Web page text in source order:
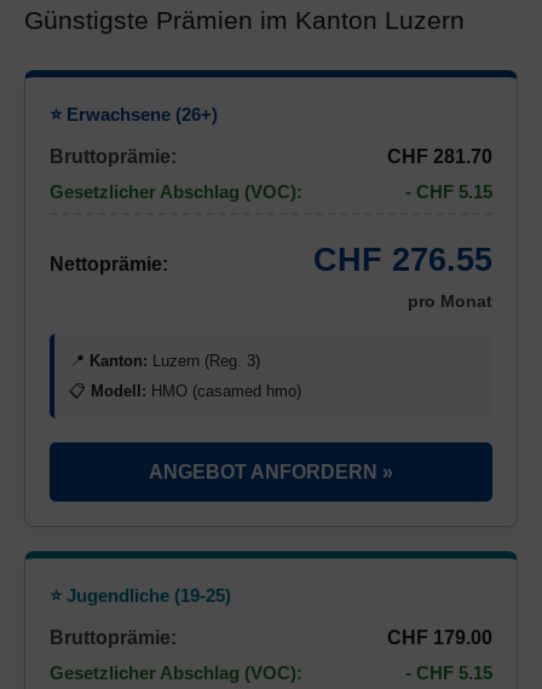
Günstigste Prämien im Kanton Luzern
⭐ Erwachsene (26+)
Bruttoprämie:
CHF 281.70
Gesetzlicher Abschlag (VOC):
- CHF 5.15
Nettoprämie: CHF 276.55
pro Monat
📍 Kanton: Luzern (Reg. 3)
📋 Modell: HMO (casamed hmo)
ANGEBOT ANFORDERN »
⭐ Jugendliche (19-25)
Bruttoprämie:
CHF 179.00
Gesetzlicher Abschlag (VOC):
- CHF 5.15